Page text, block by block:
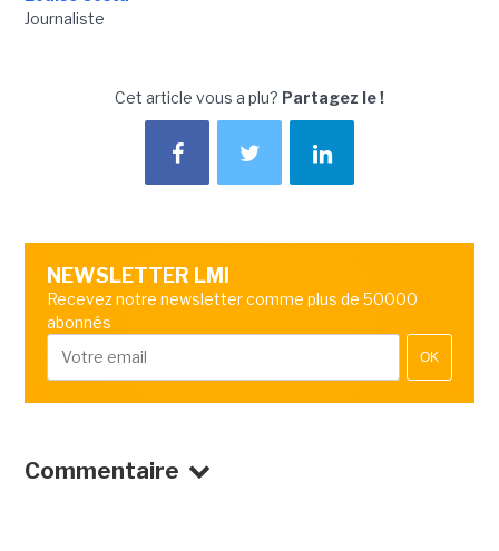
Journaliste
Cet article vous a plu? Partagez le !
NEWSLETTER LMI
Recevez notre newsletter comme plus de 50000
abonnés
OK
Commentaire